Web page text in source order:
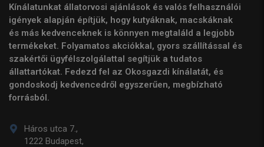
Kínálatunkat állatorvosi ajánlások és valós felhasználói
igények alapján építjük, hogy kutyáknak, macskáknak
és más kedvenceknek is könnyen megtaláld a legjobb
termékeket. Folyamatos akciókkal, gyors szállítással és
szakértői ügyfélszolgálattal segítjük a tudatos
állattartókat. Fedezd fel az Okosgazdi kínálatát, és
gondoskodj kedvencedről egyszerűen, megbízható
forrásból.
Háros utca 7.,
1222 Budapest,